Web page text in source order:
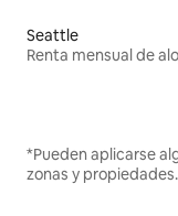
Seattle
*Pueden aplicarse
zonas y propiedades.